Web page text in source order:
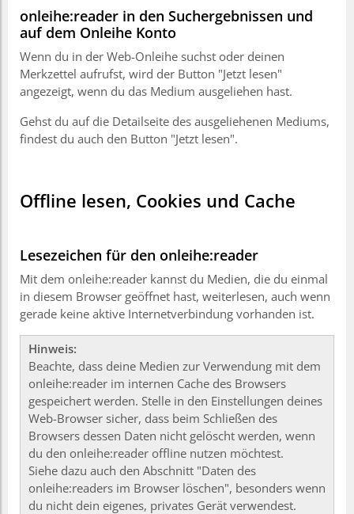
onleihe:reader in den Suchergebnissen und
auf dem Onleihe Konto
Wenn du in der Web-Onleihe suchst oder deinen
Merkzettel aufrufst, wird der Button "Jetzt lesen"
angezeigt, wenn du das Medium ausgeliehen hast.
Gehst du auf die Detailseite des ausgeliehenen Mediums,
findest du auch den Button "Jetzt lesen".
Offline lesen, Cookies und Cache
Lesezeichen für den onleihe:reader
Mit dem onleihe:reader kannst du Medien, die du einmal
in diesem Browser geöffnet hast, weiterlesen, auch wenn
gerade keine aktive Internetverbindung vorhanden ist.
Hinweis:
Beachte, dass deine Medien zur Verwendung mit dem
onleihe:reader im internen Cache des Browsers
gespeichert werden. Stelle in den Einstellungen deines
Web-Browser sicher, dass beim Schließen des
Browsers dessen Daten nicht gelöscht werden, wenn
du den onleihe:reader offline nutzen möchtest.
Siehe dazu auch den Abschnitt "Daten des
onleihe:readers im Browser löschen", besonders wenn
du nicht dein eigenes, privates Gerät verwendest.